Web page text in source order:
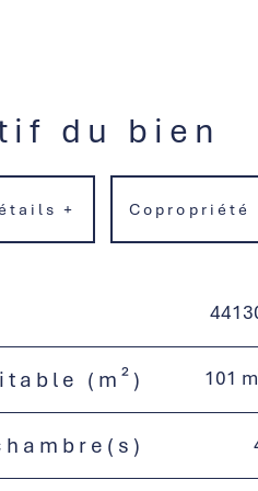
du bien
+ Copropriété
(m²) 101